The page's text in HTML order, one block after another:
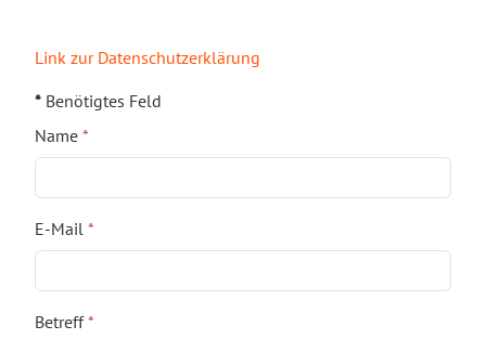
Link zur Datenschutzerklärung
* Benötigtes Feld
Name *
E-Mail *
Betreff*